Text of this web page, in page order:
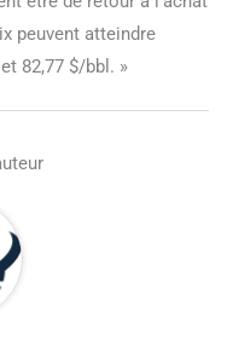
peuvent atteindre
82,77 $/bbl. »